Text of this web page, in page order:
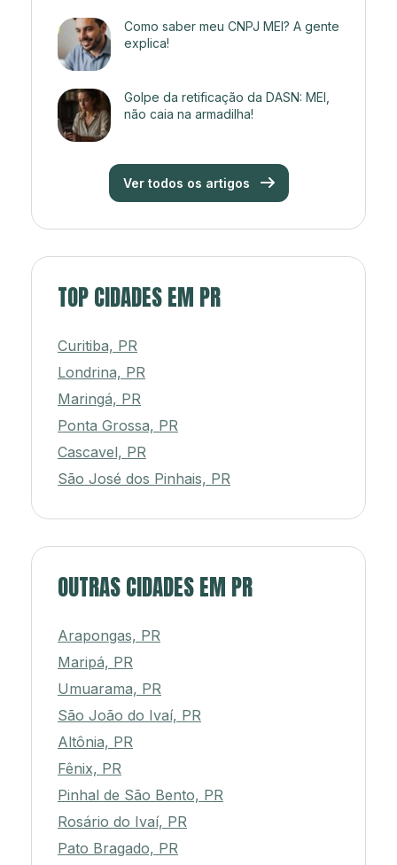
Como saber meu CNPJ MEI? A gente
explica!
Golpe da retificação da DASN: MEI,
não caia na armadilha!
Ver todos os artigos
TOP CIDADES EM PR
Curitiba, PR
Londrina, PR
Maringá, PR
Ponta Grossa, PR
Cascavel, PR
São José dos Pinhais, PR
OUTRAS CIDADES EM PR
Arapongas, PR
Maripá, PR
Umuarama, PR
São João do Ivaí, PR
Altônia, PR
Fênix, PR
Pinhal de São Bento, PR
Rosário do Ivaí, PR
Pato Bragado, PR